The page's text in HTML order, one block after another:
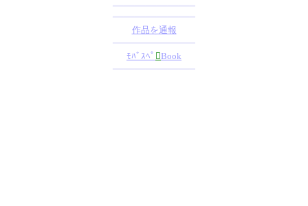
━━━━━━━━━━━━━━━
━━━━━━━━━━━━━━━
作品を通報
━━━━━━━━━━━━━━━
ﾓﾊﾞｽﾍﾟ Book
━━━━━━━━━━━━━━━